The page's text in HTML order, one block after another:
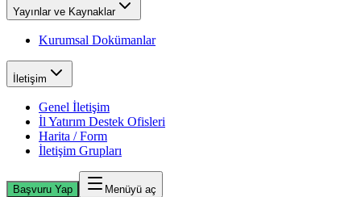
Yayınlar ve Kaynaklar
Kurumsal Dokümanlar
İletişim
Genel İletişim
İl Yatırım Destek Ofisleri
Harita / Form
İletişim Grupları
Başvuru Yap Menüyü aç